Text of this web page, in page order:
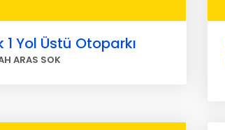
Yol Üstü Otoparkı
ARAS SOK